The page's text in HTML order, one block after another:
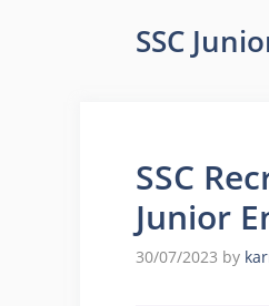
SSC
SSC
Junior
30/07/2023 by